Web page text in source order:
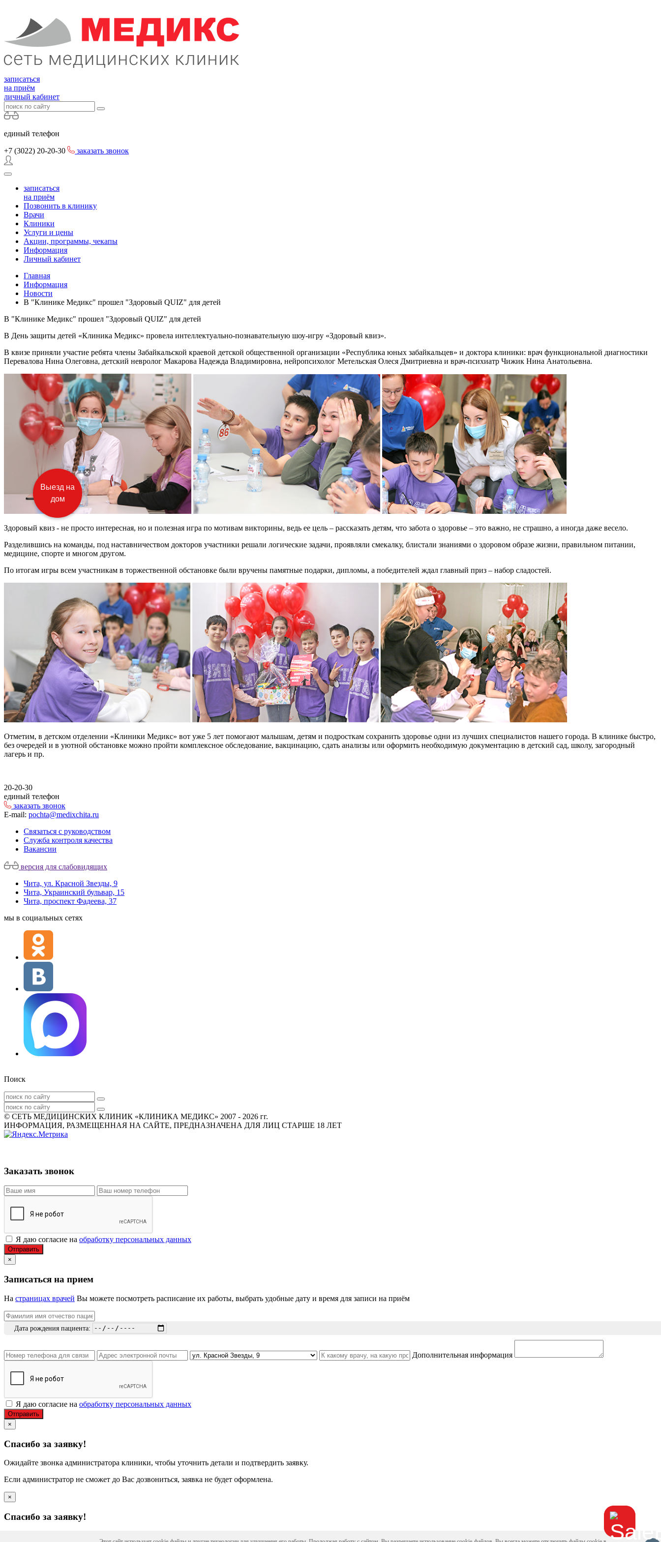
записаться
на приём
личный кабинет
единый телефон
+7 (3022) 20-20-30 заказать звонок
записаться
на приём
Позвонить в клинику
Врачи
Клиники
Услуги и цены
Акции, программы, чекапы
Информация
Личный кабинет
Главная
Информация
Новости
В "Клинике Медикс" прошел "Здоровый QUIZ" для детей
В "Клинике Медикс" прошел "Здоровый QUIZ" для детей
В День защиты детей «Клиника Медикс» провела интеллектуально-познавательную шоу-игру «Здоровый квиз».
В квизе приняли участие ребята члены Забайкальской краевой детской общественной организации «Республика юных забайкальцев» и доктора клиники: врач функциональной диагностики
Перевалова Нина Олеговна, детский невролог Макарова Надежда Владимировна, нейропсихолог Метельская Олеся Дмитриевна и врач-психиатр Чижик Нина Анатольевна.
Здоровый квиз - не просто интересная, но и полезная игра по мотивам викторины, ведь ее цель – рассказать детям, что забота о здоровье – это важно, не страшно, а иногда даже весело.
Разделившись на команды, под наставничеством докторов участники решали логические задачи, проявляли смекалку, блистали знаниями о здоровом образе жизни, правильном питании,
медицине, спорте и многом другом.
По итогам игры всем участникам в торжественной обстановке были вручены памятные подарки, дипломы, а победителей ждал главный приз – набор сладостей.
Отметим, в детском отделении «Клиники Медикс» вот уже 5 лет помогают малышам, детям и подросткам сохранить здоровье одни из лучших специалистов нашего города. В клинике быстро,
без очередей и в уютной обстановке можно пройти комплексное обследование, вакцинацию, сдать анализы или оформить необходимую документацию в детский сад, школу, загородный
лагерь и пр.
20-20-30
единый телефон
заказать звонок
E-mail: pochta@medixchita.ru
Связаться с руководством
Служба контроля качества
Вакансии
версия для слабовидящих
Чита, ул. Красной Звезды, 9
Чита, Украинский бульвар, 15
Чита, проспект Фадеева, 37
мы в социальных сетях
Поиск
© СЕТЬ МЕДИЦИНСКИХ КЛИНИК «КЛИНИКА МЕДИКС» 2007 - 2026 гг.
ИНФОРМАЦИЯ, РАЗМЕЩЕННАЯ НА САЙТЕ, ПРЕДНАЗНАЧЕНА ДЛЯ ЛИЦ СТАРШЕ 18 ЛЕТ
Заказать звонок
Я даю согласие на обработку персональных данных
Отправить
×
Записаться на прием
На страницах врачей Вы можете посмотреть расписание их работы, выбрать удобные дату и время для записи на приём
Дата рождения пациента:
Дополнительная информация
Я даю согласие на обработку персональных данных
Отправить
×
Спасибо за заявку!
Ожидайте звонка администратора клиники, чтобы уточнить детали и подтвердить заявку.
Если администратор не сможет до Вас дозвониться, заявка не будет оформлена.
×
Спасибо за заявку!
Выезд на
дом